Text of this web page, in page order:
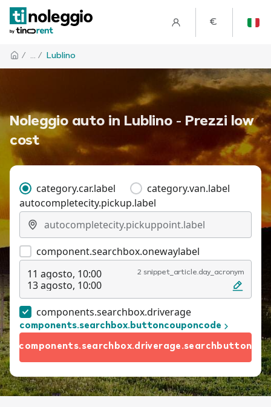
€
/ ... / Lublino
Noleggio auto in Lublino - Prezzi low
cost
category.car.label
category.van.label
autocompletecity.pickup.label
component.searchbox.onewaylabel
11 agosto, 10:00
13 agosto, 10:00
2 snippet_article.day_acronym
components.searchbox.driverage
components.searchbox.buttoncouponcode
components.searchbox.driverage.searchbutton